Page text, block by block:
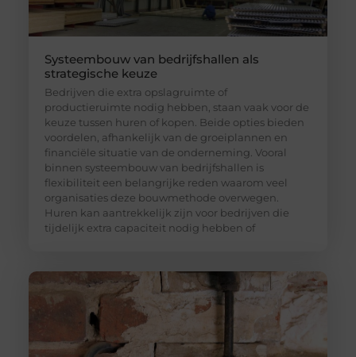
Systeembouw van bedrijfshallen als
strategische keuze
Bedrijven die extra opslagruimte of
productieruimte nodig hebben, staan vaak voor de
keuze tussen huren of kopen. Beide opties bieden
voordelen, afhankelijk van de groeiplannen en
financiële situatie van de onderneming. Vooral
binnen systeembouw van bedrijfshallen is
flexibiliteit een belangrijke reden waarom veel
organisaties deze bouwmethode overwegen.
Huren kan aantrekkelijk zijn voor bedrijven die
tijdelijk extra capaciteit nodig hebben of